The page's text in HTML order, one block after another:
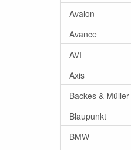
Avalon
Avance
AVI
Axis
Backes & Müller
Blaupunkt
BMW